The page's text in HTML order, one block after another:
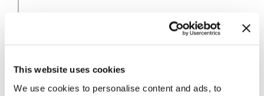
This website uses cookies
We use cookies to personalise content and ads, to